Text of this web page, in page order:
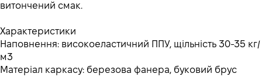
витончений смак.
Характеристики
Наповнення: високоеластичний ППУ, щільність 30-35 кг/
м3
Матеріал каркасу: березова фанера, буковий брус